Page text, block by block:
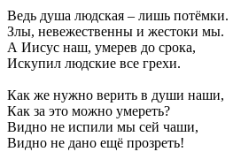
Ведь душа людская – лишь потёмки.
Злы, невежественны и жестоки мы.
А Иисус наш, умерев до срока,
Искупил людские все грехи.
Как же нужно верить в души наши,
Как за это можно умереть?
Видно не испили мы сей чаши,
Видно не дано ещё прозреть!